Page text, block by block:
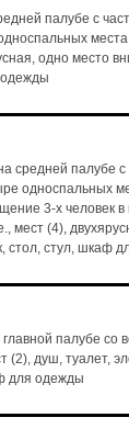
палубе с
одно место
средней палубе
односпальных
3-х человек
мест (4),
стол, стул, шкаф
палубе со
(2), душ, туалет,
для одежды